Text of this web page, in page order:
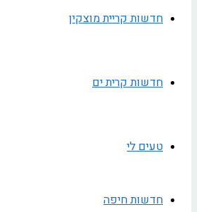
חדשות קריית מוצקין
חדשות קרית ים
טעים לי
חדשות חיפה